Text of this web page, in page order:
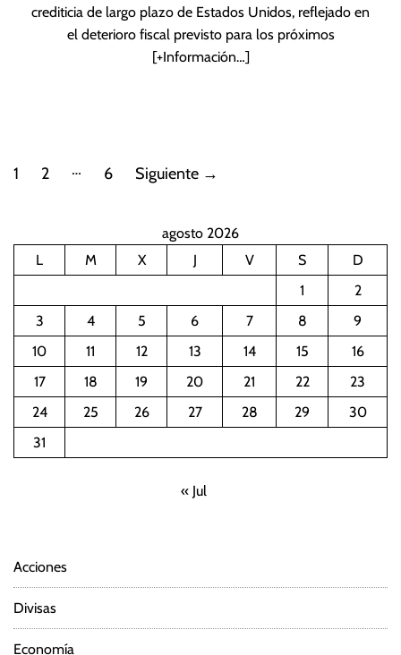
crediticia de largo plazo de Estados Unidos, reflejado en
el deterioro fiscal previsto para los próximos
[+Información…]
P
g
i
c
i
e
e
1 2 … 6 Siguiente →
agosto 2026
L
M X J V S
D
1
2
3
4 5 6 7 8
9
10
11 12 13 14 15
16
17
18 19 20 21 22
23
24
25 26 27 28 29
30
31
« Jul
Acciones
Divisas
Economía